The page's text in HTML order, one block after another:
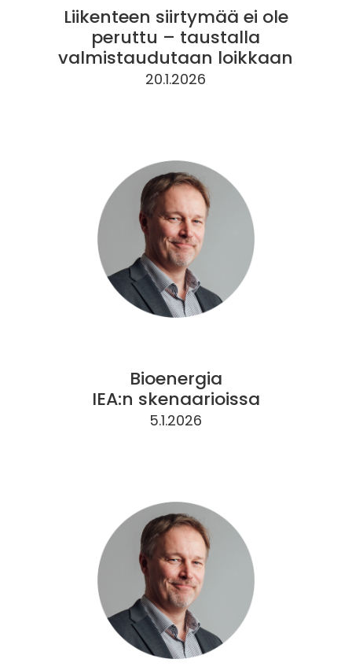
Liikenteen siirtymää ei ole
peruttu – taustalla
valmistaudutaan loikkaan
20.1.2026
Bioenergia
IEA:n skenaarioissa
5.1.2026